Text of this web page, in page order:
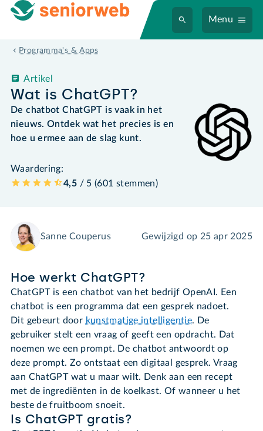
Menu
Programma's & Apps
Wat is ChatGPT?
Artikel
De chatbot ChatGPT is vaak in het
nieuws. Ontdek wat het precies is en
hoe u ermee aan de slag kunt.
Waardering:
4,5 / 5 (601 stemmen)
Sanne Couperus Gewijzigd op 25 apr 2025
Hoe werkt ChatGPT?
ChatGPT is een chatbot van het bedrijf OpenAI. Een
chatbot is een programma dat een gesprek nadoet.
Dit gebeurt door kunstmatige intelligentie. De
gebruiker stelt een vraag of geeft een opdracht. Dat
noemen we een prompt. De chatbot antwoordt op
deze prompt. Zo ontstaat een digitaal gesprek. Vraag
aan ChatGPT wat u maar wilt. Denk aan een recept
met de ingrediënten in de koelkast. Of wanneer u het
beste de fruitboom snoeit.
Is ChatGPT gratis?